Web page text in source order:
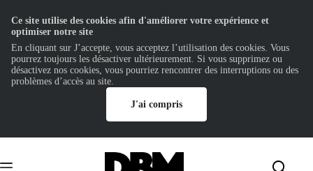
contenu
Ce site utilise des cookies afin d'améliorer votre expérience et
optimiser notre site
En cliquant sur J’accepte, vous acceptez l’utilisation des cookies. Vous
pourrez toujours les désactiver ultérieurement. Si vous supprimez ou
désactivez nos cookies, vous pourriez rencontrer des interruptions ou des
problèmes d’accès au site.
J'ai compris